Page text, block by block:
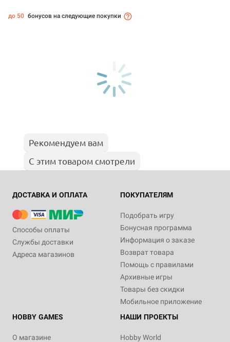
до 50 бонусов на следующие покупки
Рекомендуем вам
С этим товаром смотрели
ДОСТАВКА И ОПЛАТА
Способы оплаты
Службы доставки
Адреса магазинов
ПОКУПАТЕЛЯМ
Подобрать игру
Бонусная программа
Информация о заказе
Возврат товара
Помощь с правилами
Архивные игры
Товары без скидки
Мобильное приложение
HOBBY GAMES
О магазине
НАШИ ПРОЕКТЫ
Hobby World